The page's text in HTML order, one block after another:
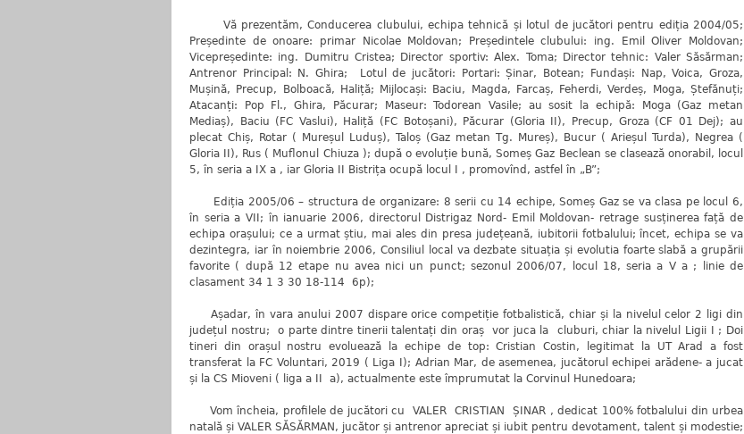
Vă prezentăm, Conducerea clubului, echipa tehnică și lotul de jucători pentru ediția 2004/05;
Președinte de onoare: primar Nicolae Moldovan; Președintele clubului: ing. Emil Oliver Moldovan;
Vicepreședinte: ing. Dumitru Cristea; Director sportiv: Alex. Toma; Director tehnic: Valer Săsărman;
Antrenor Principal: N. Ghira; Lotul de jucători: Portari: Șinar, Botean; Fundași: Nap, Voica, Groza,
Mușină, Precup, Bolboacă, Haliță; Mijlocași: Baciu, Magda, Farcaș, Feherdi, Verdeș, Moga, Ștefănuți;
Atacanți: Pop Fl., Ghira, Păcurar; Maseur: Todorean Vasile; au sosit la echipă: Moga (Gaz metan
Mediaș), Baciu (FC Vaslui), Haliță (FC Botoșani), Păcurar (Gloria II), Precup, Groza (CF 01 Dej); au
plecat Chiș, Rotar ( Mureșul Luduș), Taloș (Gaz metan Tg. Mureș), Bucur ( Arieșul Turda), Negrea (
Gloria II), Rus ( Muflonul Chiuza ); după o evoluție bună, Someș Gaz Beclean se clasează onorabil, locul
5, în seria a IX a , iar Gloria II Bistrița ocupă locul I , promovînd, astfel în „B”;
Ediția 2005/06 – structura de organizare: 8 serii cu 14 echipe, Someș Gaz se va clasa pe locul 6,
în seria a VII; în ianuarie 2006, directorul Distrigaz Nord- Emil Moldovan- retrage susținerea față de
echipa orașului; ce a urmat știu, mai ales din presa județeană, iubitorii fotbalului; încet, echipa se va
dezintegra, iar în noiembrie 2006, Consiliul local va dezbate situația și evolutia foarte slabă a grupării
favorite ( după 12 etape nu avea nici un punct; sezonul 2006/07, locul 18, seria a V a ; linie de
clasament 34 1 3 30 18-114 6p);
Așadar, în vara anului 2007 dispare orice competiție fotbalistică, chiar și la nivelul celor 2 ligi din
județul nostru; o parte dintre tinerii talentați din oraș vor juca la cluburi, chiar la nivelul Ligii I ; Doi
tineri din orașul nostru evoluează la echipe de top: Cristian Costin, legitimat la UT Arad a fost
transferat la FC Voluntari, 2019 ( Liga I); Adrian Mar, de asemenea, jucătorul echipei arădene- a jucat
și la CS Mioveni ( liga a II a), actualmente este împrumutat la Corvinul Hunedoara;
Vom încheia, profilele de jucători cu VALER CRISTIAN ȘINAR , dedicat 100% fotbalului din urbea
natală și VALER SĂSĂRMAN, jucător și antrenor apreciat și iubit pentru devotament, talent și modestie;